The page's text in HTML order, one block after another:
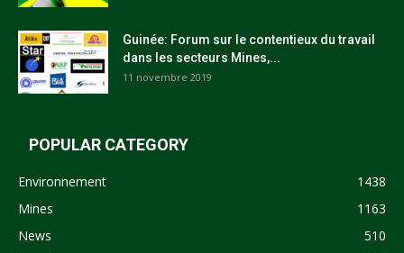
Guinée: Forum sur le contentieux du travail
dans les secteurs Mines,...
11 novembre 2019
POPULAR CATEGORY
Environnement
1438
Mines
1163
News
510